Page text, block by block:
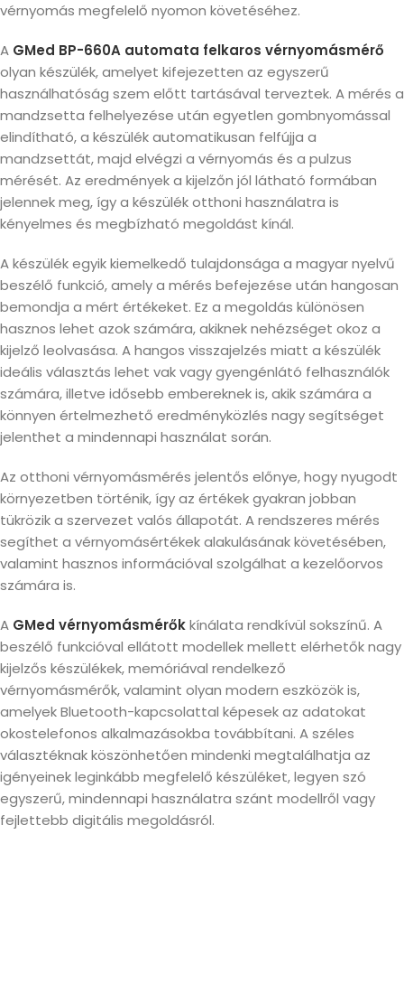
vérnyomás megfelelő nyomon követéséhez.
A GMed BP-660A automata felkaros vérnyomásmérő
olyan készülék, amelyet kifejezetten az egyszerű
használhatóság szem előtt tartásával terveztek. A mérés a
mandzsetta felhelyezése után egyetlen gombnyomással
elindítható, a készülék automatikusan felfújja a
mandzsettát, majd elvégzi a vérnyomás és a pulzus
mérését. Az eredmények a kijelzőn jól látható formában
jelennek meg, így a készülék otthoni használatra is
kényelmes és megbízható megoldást kínál.
A készülék egyik kiemelkedő tulajdonsága a magyar nyelvű
beszélő funkció, amely a mérés befejezése után hangosan
bemondja a mért értékeket. Ez a megoldás különösen
hasznos lehet azok számára, akiknek nehézséget okoz a
kijelző leolvasása. A hangos visszajelzés miatt a készülék
ideális választás lehet vak vagy gyengénlátó felhasználók
számára, illetve idősebb embereknek is, akik számára a
könnyen értelmezhető eredményközlés nagy segítséget
jelenthet a mindennapi használat során.
Az otthoni vérnyomásmérés jelentős előnye, hogy nyugodt
környezetben történik, így az értékek gyakran jobban
tükrözik a szervezet valós állapotát. A rendszeres mérés
segíthet a vérnyomásértékek alakulásának követésében,
valamint hasznos információval szolgálhat a kezelőorvos
számára is.
A GMed vérnyomásmérőkkínálata rendkívül sokszínű. A
beszélő funkcióval ellátott modellek mellett elérhetők nagy
kijelzős készülékek, memóriával rendelkező
vérnyomásmérők, valamint olyan modern eszközök is,
amelyek Bluetooth-kapcsolattal képesek az adatokat
okostelefonos alkalmazásokba továbbítani. A széles
választéknak köszönhetően mindenki megtalálhatja az
igényeinek leginkább megfelelő készüléket, legyen szó
egyszerű, mindennapi használatra szánt modellről vagy
fejlettebb digitális megoldásról.